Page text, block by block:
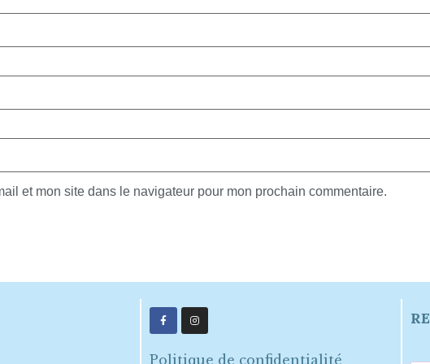
et mon site dans le navigateur pour mon prochain commentaire.
Politique de confidentialité